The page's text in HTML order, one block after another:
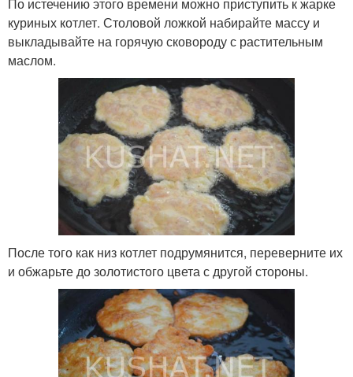
По истечению этого времени можно приступить к жарке
куриных котлет. Столовой ложкой набирайте массу и
выкладывайте на горячую сковороду с растительным
маслом.
После того как низ котлет подрумянится, переверните их
и обжарьте до золотистого цвета с другой стороны.